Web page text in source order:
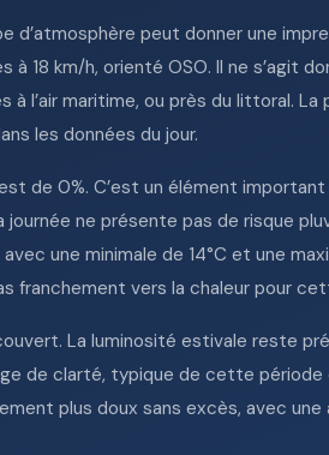
d’atmosphère peut donner une
18 km/h, orienté OSO. Il ne s’agit
l’air maritime, ou près du littoral. La
les données du jour.
de 0%. C’est un élément
ne présente pas de risque
une minimale de 14°C et une
franchement vers la chaleur pour
La luminosité estivale reste
de clarté, typique de cette période
plus doux sans excès, avec